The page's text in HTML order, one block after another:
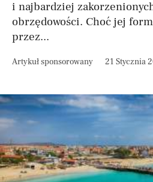
i najbardziej
obrzędowości. Choć jej
przez...
Artykuł sponsorowany 21 Stycznia